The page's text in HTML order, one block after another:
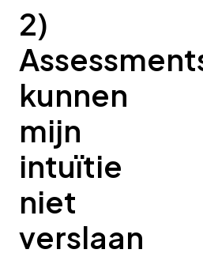
2)
kunnen
mijn
intuïtie
niet
verslaan